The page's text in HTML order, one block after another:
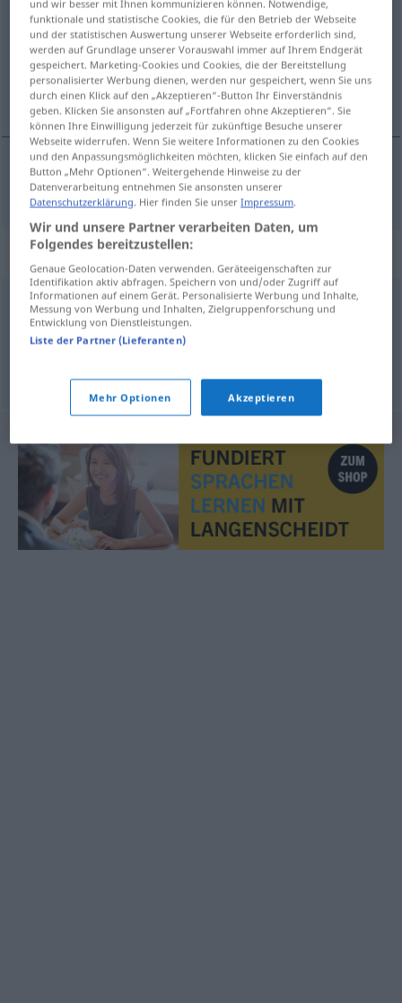
Übersicht aller Übersetzungen
(Für mehr Details die Übersetzung anklicken/antippen)
中心的
中心的 [zhōngxīnde] zentral
Synonyme für "zentral"
relevant,bedeutend,zählen,maßgeblich,entscheidend
wichtig (sein),groß,erheblich
© OpenThesaurus.de
und wir besser mit Ihnen kommunizieren können. Notwendige,
funktionale und statistische Cookies, die für den Betrieb der Webseite
und der statistischen Auswertung unserer Webseite erforderlich sind,
werden auf Grundlage unserer Vorauswahl immer auf Ihrem Endgerät
gespeichert. Marketing-Cookies und Cookies, die der Bereitstellung
personalisierter Werbung dienen, werden nur gespeichert, wenn Sie uns
durch einen Klick auf den „Akzeptieren“-Button Ihr Einverständnis
geben. Klicken Sie ansonsten auf „Fortfahren ohne Akzeptieren“. Sie
können Ihre Einwilligung jederzeit für zukünftige Besuche unserer
Webseite widerrufen. Wenn Sie weitere Informationen zu den Cookies
und den Anpassungsmöglichkeiten möchten, klicken Sie einfach auf den
Button „Mehr Optionen“. Weitergehende Hinweise zu der
Datenverarbeitung entnehmen Sie ansonsten unserer
Datenschutzerklärung. Hier finden Sie unserImpressum.
Wir und unsere Partner verarbeiten Daten, um
Folgendes bereitzustellen:
Genaue Geolocation-Daten verwenden. Geräteeigenschaften zur
Identifikation aktiv abfragen. Speichern von und/oder Zugriff auf
Informationen auf einem Gerät. Personalisierte Werbung und Inhalte,
Messung von Werbung und Inhalten, Zielgruppenforschung und
Entwicklung von Dienstleistungen.
Liste der Partner (Lieferanten)
Mehr Optionen Akzeptieren